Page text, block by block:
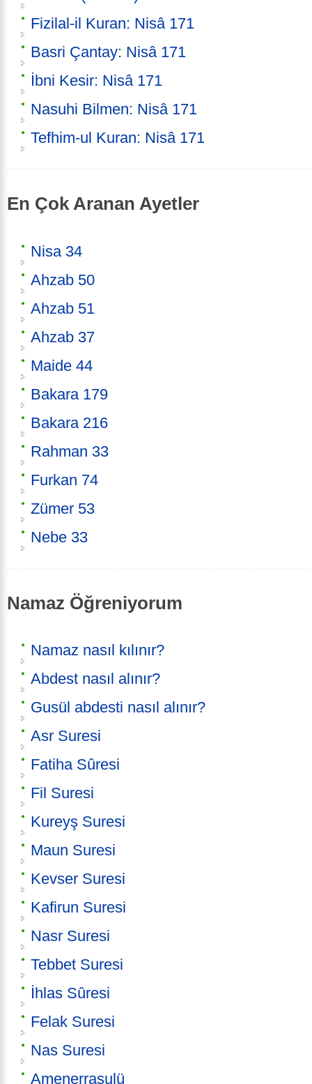
Fizilal-il Kuran: Nisâ 171
Basri Çantay: Nisâ 171
İbni Kesir: Nisâ 171
Nasuhi Bilmen: Nisâ 171
Tefhim-ul Kuran: Nisâ 171
En Çok Aranan Ayetler
Nisa 34
Ahzab 50
Ahzab 51
Ahzab 37
Maide 44
Bakara 179
Bakara 216
Rahman 33
Furkan 74
Zümer 53
Nebe 33
Namaz Öğreniyorum
Namaz nasıl kılınır?
Abdest nasıl alınır?
Gusül abdesti nasıl alınır?
Asr Suresi
Fatiha Sûresi
Fil Suresi
Kureyş Suresi
Maun Suresi
Kevser Suresi
Kafirun Suresi
Nasr Suresi
Tebbet Suresi
İhlas Sûresi
Felak Suresi
Nas Suresi
Amenerrasulü